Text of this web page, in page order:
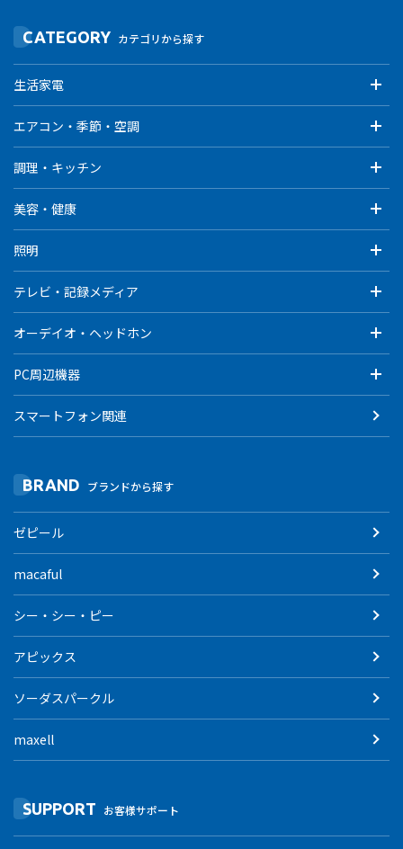
CATEGORY カテゴリから探す
生活家電
エアコン・季節・空調
調理・キッチン
美容・健康
照明
テレビ・記録メディア
オーデイオ・ヘッドホン
PC周辺機器
スマートフォン関連
BRAND ブランドから探す
ゼピール
macaful
シー・シー・ピー
アピックス
ソーダスパークル
maxell
SUPPORT お客様サポート